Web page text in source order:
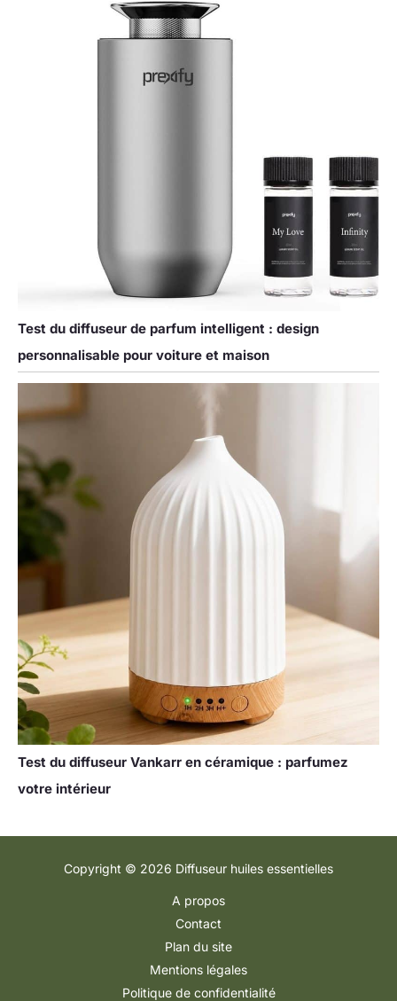
Test du diffuseur de parfum intelligent : design
personnalisable pour voiture et maison
Test du diffuseur Vankarr en céramique : parfumez
votre intérieur
Copyright © 2026 Diffuseur huiles essentielles
A propos
Contact
Plan du site
Mentions légales
Politique de confidentialité